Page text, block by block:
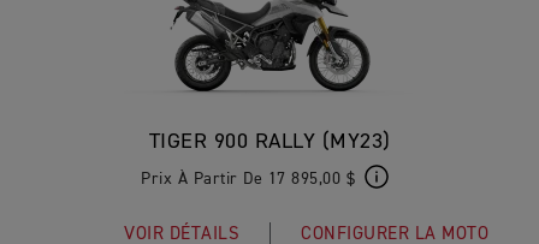
TIGER 900 RALLY (MY23)
Prix À Partir De 17 895,00 $
VOIR DÉTAILS CONFIGURER LA MOTO